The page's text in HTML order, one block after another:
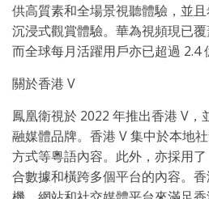
供高質素和全場景視聽體驗，並
沉浸式觀賞體驗。華為視頻現已覆
而全球每月活躍用戶亦已超過 2.4
關於香港 V
鳳凰衛視於 2022 年推出香港 V，
融媒體品牌。香港 V 集中於本地
方式等粵語內容。此外，亦採用
合數據和橫跨多個平台的內容。